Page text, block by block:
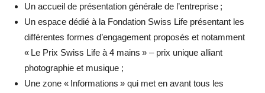
Un accueil de présentation générale de l’entreprise ;
Un espace dédié à la Fondation Swiss Life présentant les
différentes formes d’engagement proposés et notamment
« Le Prix Swiss Life à 4 mains » – prix unique alliant
photographie et musique ;
Une zone « Informations » qui met en avant tous les